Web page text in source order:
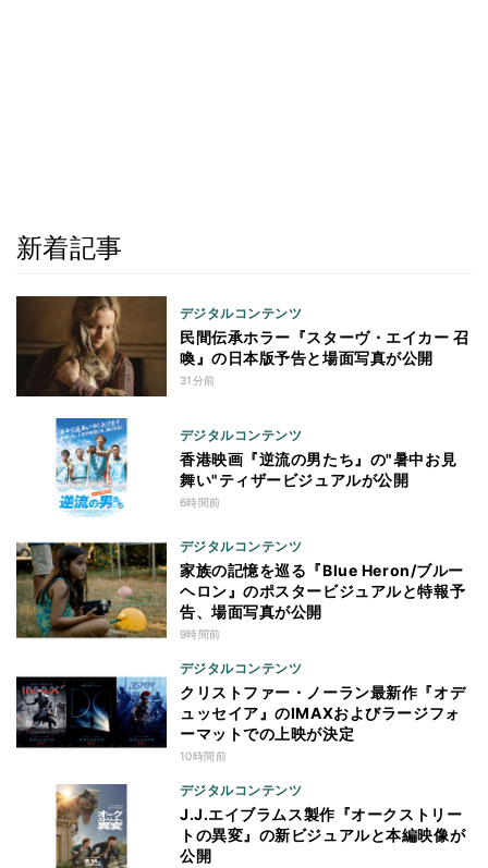
新着記事
デジタルコンテンツ
民間伝承ホラー『スターヴ・エイカー 召
喚』の日本版予告と場面写真が公開
31分前
デジタルコンテンツ
香港映画『逆流の男たち』の"暑中お見
舞い"ティザービジュアルが公開
6時間前
デジタルコンテンツ
家族の記憶を巡る『Blue Heron/ブルー
ヘロン』のポスタービジュアルと特報予
告、場面写真が公開
9時間前
デジタルコンテンツ
クリストファー・ノーラン最新作『オデ
ュッセイア』のIMAXおよびラージフォ
ーマットでの上映が決定
10時間前
デジタルコンテンツ
J.J.エイブラムス製作『オークストリー
トの異変』の新ビジュアルと本編映像が
公開